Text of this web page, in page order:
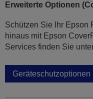
Erweiterte Optionen
Schützen Sie Ihr Epson
hinaus mit Epson
Services finden Sie
Geräteschutzoptionen